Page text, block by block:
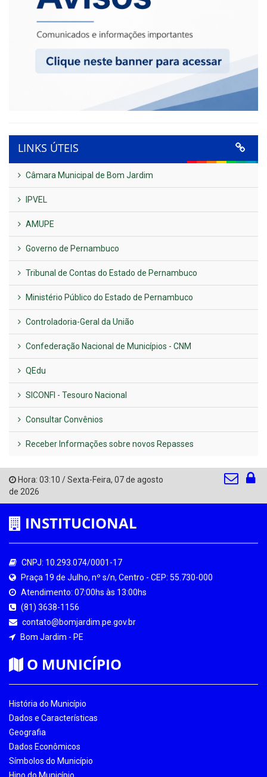
LINKS ÚTEIS
Câmara Municipal de Bom Jardim
IPVEL
AMUPE
Governo de Pernambuco
Tribunal de Contas do Estado de Pernambuco
Ministério Público do Estado de Pernambuco
Controladoria-Geral da União
Confederação Nacional de Municípios - CNM
QEdu
SICONFI - Tesouro Nacional
Consultar Convênios
Receber Informações sobre novos Repasses
Hora: 03:10 /Sexta-Feira, 07 de agosto
de 2026
INSTITUCIONAL
CNPJ: 10.293.074/0001-17
Praça 19 de Julho, nº s/n, Centro - CEP: 55.730-000
Atendimento: 07:00hs às 13:00hs
(81) 3638-1156
contato@bomjardim.pe.gov.br
Bom Jardim - PE
O MUNICÍPIO
História do Município
Dados e Características
Geografia
Dados Econômicos
Símbolos do Município